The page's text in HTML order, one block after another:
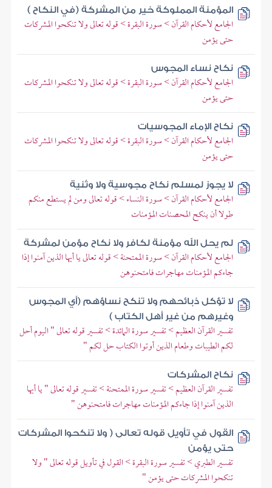
المؤمنة المملوكة خير من المشركة (في النكاح )
الجامع لأحكام القرآن > سورة البقرة > قوله تعالى ولا تنكحوا المشركات
حتى يؤمن
نكاح نساء المجوس
الجامع لأحكام القرآن > سورة البقرة > قوله تعالى ولا تنكحوا المشركات
حتى يؤمن
نكاح الإماء المجوسيات
الجامع لأحكام القرآن > سورة البقرة > قوله تعالى ولا تنكحوا المشركات
حتى يؤمن
لا يجوز لمسلم نكاح مجوسية ولا وثنية
الجامع لأحكام القرآن > سورة النساء > قوله تعالى ومن لم يستطع منكم
طولا أن ينكح المحصنات المؤمنات
لم يحل الله مؤمنة لكافر ولا نكاح مؤمن لمشركة
الجامع لأحكام القرآن > سورة الممتحنة > قوله تعالى يا أيها الذين آمنوا إذا
جاءكم المؤمنات مهاجرات فامتحنوهن
لا تؤكل ذبائحهم ولا تنكح نساؤهم (أي المجوس
وغيرهم من غير أهل الكتاب )
تفسير القرآن العظيم > تفسير سورة المائدة > تفسير قوله تعالى " اليوم أحل
لكم الطيبات وطعام الذين أوتوا الكتاب حل لكم "
نكاح المشركات
تفسير القرآن العظيم > تفسير سورة الممتحنة > تفسير قوله تعالى " يا أيها
الذين آمنوا إذا جاءكم المؤمنات مهاجرات فامتحنوهن "
القول في تأويل قوله تعالى ( ولا تنكحوا المشركات
حتى يؤمن
تفسير الطبري > تفسير سورة البقرة > القول في تأويل قوله تعالى " ولا
تنكحوا المشركات حتى يؤمن "